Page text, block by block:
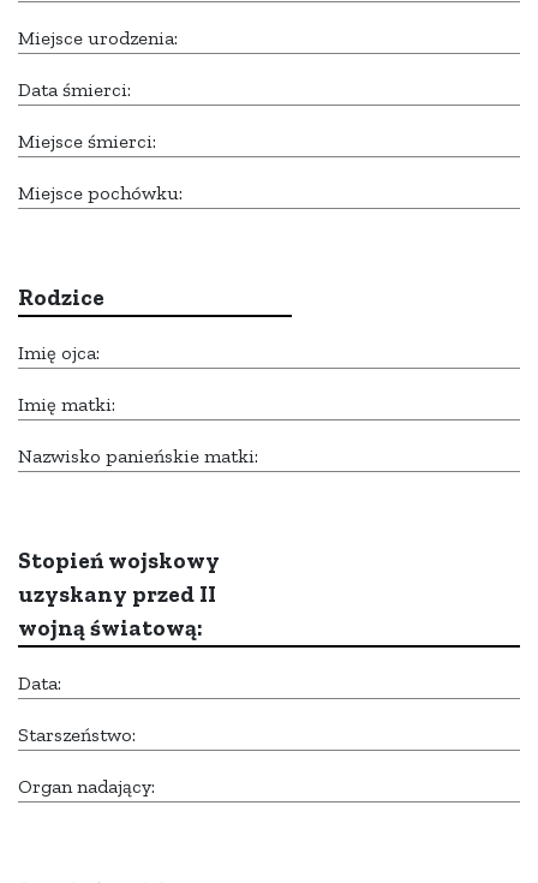
Miejsce urodzenia:
Data śmierci:
Miejsce śmierci:
Miejsce pochówku:
Rodzice
Imię ojca:
Imię matki:
Nazwisko panieńskie matki:
Stopień wojskowy
uzyskany przed II
wojną światową:
Data:
Starszeństwo:
Organ nadający: